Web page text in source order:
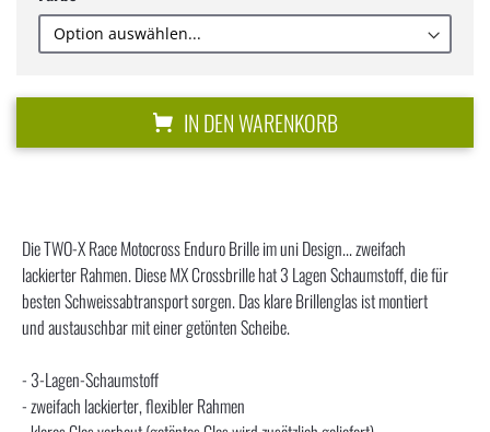
IN DEN WARENKORB
Die TWO-X Race Motocross Enduro Brille im uni Design... zweifach
lackierter Rahmen. Diese MX Crossbrille hat 3 Lagen Schaumstoff, die für
besten Schweissabtransport sorgen. Das klare Brillenglas ist montiert
und austauschbar mit einer getönten Scheibe.
- 3-Lagen-Schaumstoff
- zweifach lackierter, flexibler Rahmen